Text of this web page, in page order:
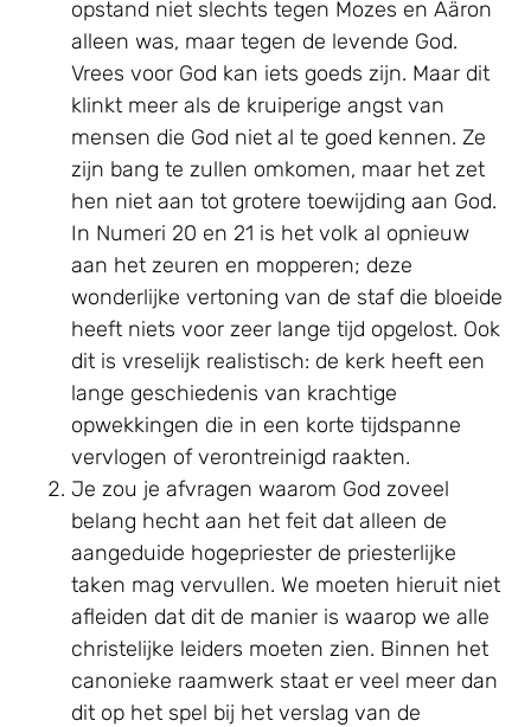
opstand niet slechts tegen Mozes en Aäron
alleen was, maar tegen de levende God.
Vrees voor God kan iets goeds zijn. Maar dit
klinkt meer als de kruiperige angst van
mensen die God niet al te goed kennen. Ze
zijn bang te zullen omkomen, maar het zet
hen niet aan tot grotere toewijding aan God.
In Numeri 20 en 21 is het volk al opnieuw
aan het zeuren en mopperen; deze
wonderlijke vertoning van de staf die bloeide
heeft niets voor zeer lange tijd opgelost. Ook
dit is vreselijk realistisch: de kerk heeft een
lange geschiedenis van krachtige
opwekkingen die in een korte tijdspanne
vervlogen of verontreinigd raakten.
Je zou je afvragen waarom God zoveel
belang hecht aan het feit dat alleen de
aangeduide hogepriester de priesterlijke
taken mag vervullen. We moeten hieruit niet
afleiden dat dit de manier is waarop we alle
christelijke leiders moeten zien. Binnen het
canonieke raamwerk staat er veel meer dan
dit op het spel bij het verslag van de